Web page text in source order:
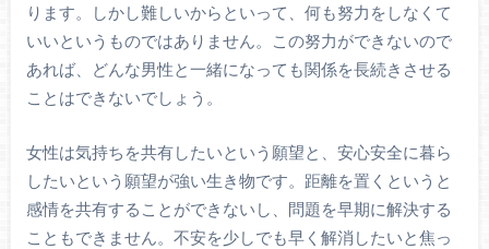
ります。しかし難しいからといって、何も努力をしなくて
いいというものではありません。この努力ができないので
あれば、どんな男性と一緒になっても関係を長続きさせる
ことはできないでしょう。
女性は気持ちを共有したいという願望と、安心安全に暮ら
したいという願望が強い生き物です。距離を置くというと
感情を共有することができないし、問題を早期に解決する
こともできません。不安を少しでも早く解消したいと焦っ